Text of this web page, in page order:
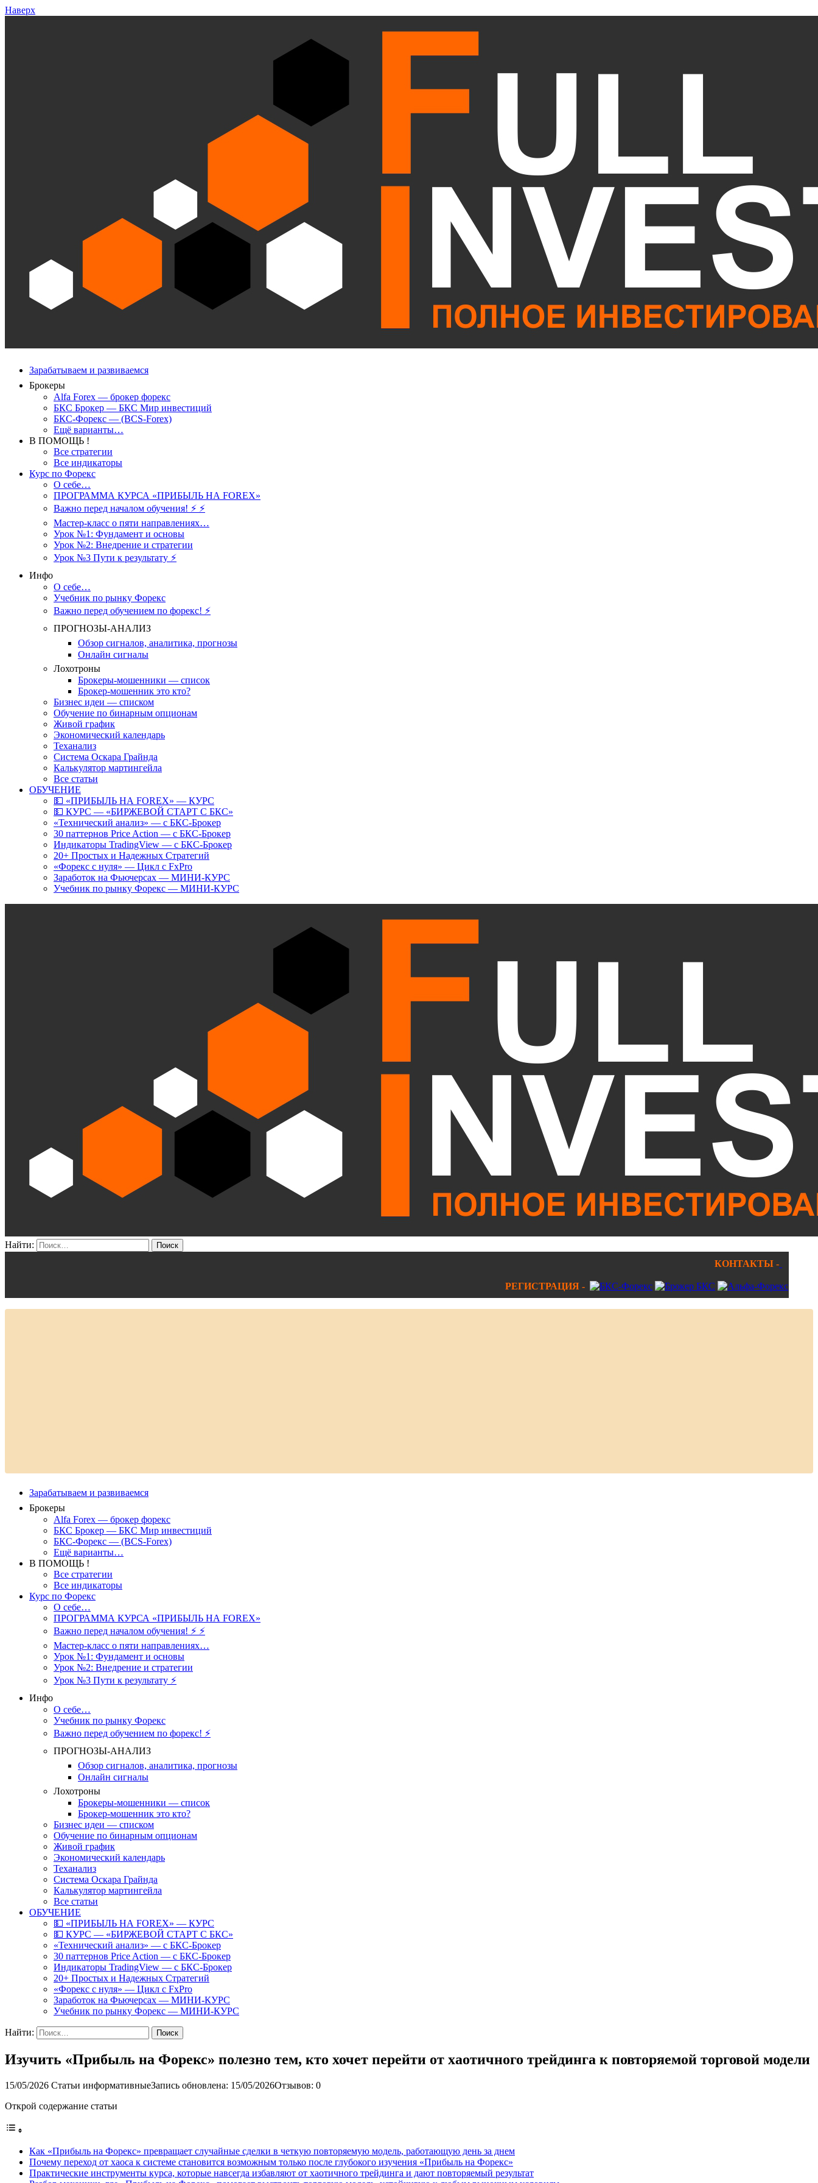
Наверх
Зарабатываем и развиваемся
Брокеры
Alfa Forex — брокер форекс
БКС Брокер — БКС Мир инвестиций
БКС-Форекс — (BCS-Forex)
Ещё варианты…
В ПОМОЩЬ !
Все стратегии
Все индикаторы
Курс по Форекс
О себе…
ПРОГРАММА КУРСА «ПРИБЫЛЬ НА FOREX»
Важно перед началом обучения! ⚡ ⚡
Мастер-класс о пяти направлениях…
Урок №1: Фундамент и основы
Урок №2: Внедрение и стратегии
Урок №3 Пути к результату ⚡️
Инфо
О себе…
Учебник по рынку Форекс
Важно перед обучением по форекс! ⚡
ПРОГНОЗЫ-АНАЛИЗ
Обзор сигналов, аналитика, прогнозы
Онлайн сигналы
Лохотроны
Брокеры-мошенники — список
Брокер-мошенник это кто?
Бизнес идеи — списком
Обучение по бинарным опционам
Живой график
Экономический календарь
Теханализ
Система Оскара Грайнда
Калькулятор мартингейла
Все статьи
ОБУЧЕНИЕ
💵 «ПРИБЫЛЬ НА FOREX» — КУРС
💵 КУРС — «БИРЖЕВОЙ СТАРТ С БКС»
«Технический анализ» — с БКС-Брокер
30 паттернов Price Action — с БКС-Брокер
Индикаторы TradingView — с БКС-Брокер
20+ Простых и Надежных Стратегий
«Форекс с нуля» — Цикл с FxPro
Заработок на Фьючерсах — МИНИ-КУРС
Учебник по рынку Форекс — МИНИ-КУРС
Найти:
КОНТАКТЫ -
РЕГИСТРАЦИЯ -
Зарабатываем и развиваемся
Брокеры
Alfa Forex — брокер форекс
БКС Брокер — БКС Мир инвестиций
БКС-Форекс — (BCS-Forex)
Ещё варианты…
В ПОМОЩЬ !
Все стратегии
Все индикаторы
Курс по Форекс
О себе…
ПРОГРАММА КУРСА «ПРИБЫЛЬ НА FOREX»
Важно перед началом обучения! ⚡ ⚡
Мастер-класс о пяти направлениях…
Урок №1: Фундамент и основы
Урок №2: Внедрение и стратегии
Урок №3 Пути к результату ⚡️
Инфо
О себе…
Учебник по рынку Форекс
Важно перед обучением по форекс! ⚡
ПРОГНОЗЫ-АНАЛИЗ
Обзор сигналов, аналитика, прогнозы
Онлайн сигналы
Лохотроны
Брокеры-мошенники — список
Брокер-мошенник это кто?
Бизнес идеи — списком
Обучение по бинарным опционам
Живой график
Экономический календарь
Теханализ
Система Оскара Грайнда
Калькулятор мартингейла
Все статьи
ОБУЧЕНИЕ
💵 «ПРИБЫЛЬ НА FOREX» — КУРС
💵 КУРС — «БИРЖЕВОЙ СТАРТ С БКС»
«Технический анализ» — с БКС-Брокер
30 паттернов Price Action — с БКС-Брокер
Индикаторы TradingView — с БКС-Брокер
20+ Простых и Надежных Стратегий
«Форекс с нуля» — Цикл с FxPro
Заработок на Фьючерсах — МИНИ-КУРС
Учебник по рынку Форекс — МИНИ-КУРС
Найти:
Изучить «Прибыль на Форекс» полезно тем, кто хочет перейти от хаотичного трейдинга к повторяемой торговой модели
15/05/2026 Статьи информативныеЗапись обновлена: 15/05/2026Отзывов: 0
Открой содержание статьи
Как «Прибыль на Форекс» превращает случайные сделки в четкую повторяемую модель, работающую день за днем
Почему переход от хаоса к системе становится возможным только после глубокого изучения «Прибыль на Форекс»
Практические инструменты курса, которые навсегда избавляют от хаотичного трейдинга и дают повторяемый результат